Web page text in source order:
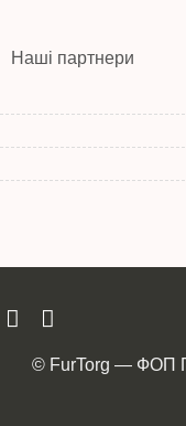
Наші партнери
© FurTorg — ФОП